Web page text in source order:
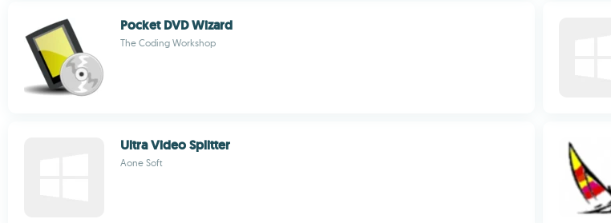
Pocket DVD Wizard
The Coding Workshop
Ultra Video Splitter
Aone Soft